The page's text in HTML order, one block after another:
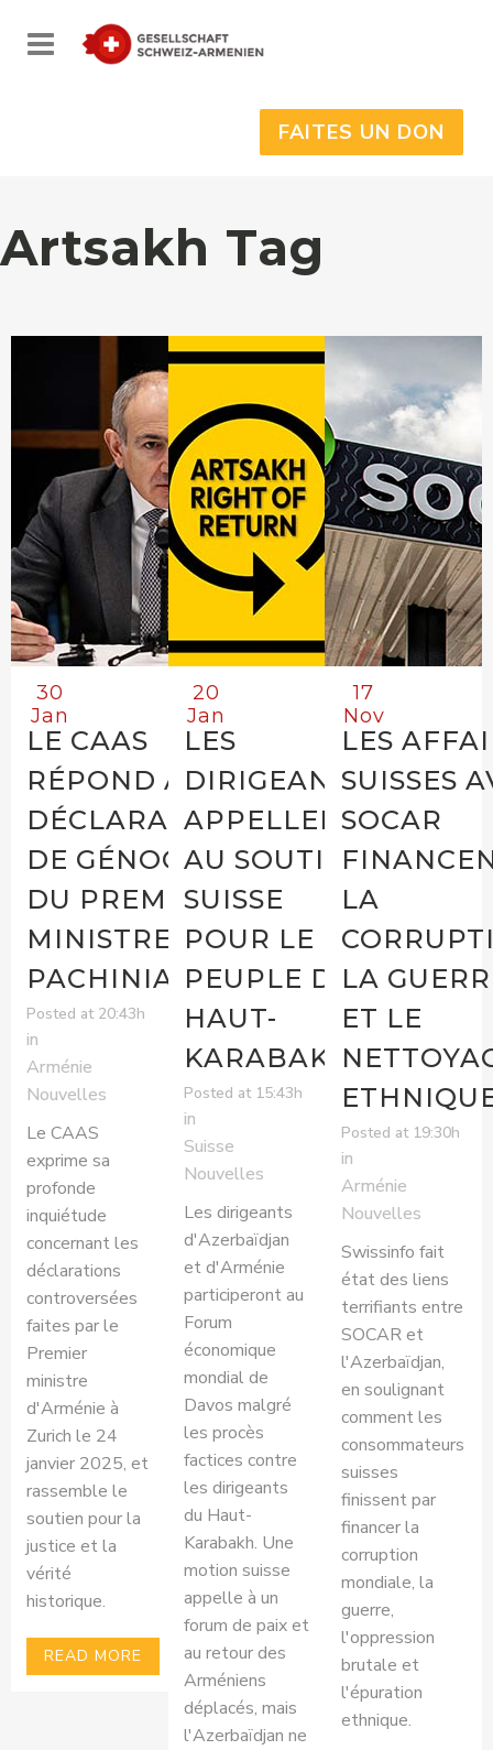
FAITES UN DON
Artsakh Tag
30
Jan
LE CAAS
RÉPOND AUX
DÉCLARATIONS
DE GÉNOCIDE
DU PREMIER
MINISTRE
PACHINIAN
Posted at 20:43h
in
Arménie
Nouvelles
Le CAAS
exprime sa
profonde
inquiétude
concernant les
déclarations
controversées
faites par le
Premier
ministre
d'Arménie à
Zurich le 24
janvier 2025, et
rassemble le
soutien pour la
justice et la
vérité
historique.
READ MORE
20
Jan
LES
DIRIGEANTS
APPELLENT
AU SOUTIEN
SUISSE
POUR LE
PEUPLE DU
HAUT-
KARABAKH
Posted at 15:43h
in
Suisse
Nouvelles
Les dirigeants
d'Azerbaïdjan
et d'Arménie
participeront au
Forum
économique
mondial de
Davos malgré
les procès
factices contre
les dirigeants
du Haut-
Karabakh. Une
motion suisse
appelle à un
forum de paix et
au retour des
Arméniens
déplacés, mais
l'Azerbaïdjan ne
17
Nov
LES
SUISSES
SOCAR
LA
LA
ET LE
Posted at 19:30h
in
Arménie
Nouvelles
Swissinfo fait
état des liens
terrifiants entre
SOCAR et
l'Azerbaïdjan,
en soulignant
comment les
consommateurs
suisses
finissent par
financer la
corruption
mondiale, la
guerre,
l'oppression
brutale et
l'épuration
ethnique.